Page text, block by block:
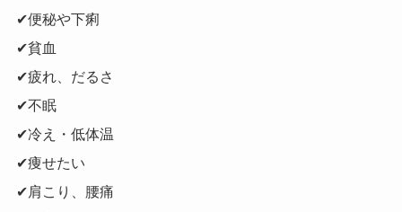
✔便秘や下痢
✔貧血
✔疲れ、だるさ
✔不眠
✔冷え・低体温
✔痩せたい
✔肩こり、腰痛